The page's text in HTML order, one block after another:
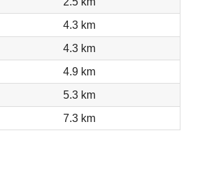
4.3 km
4.3 km
4.9 km
5.3 km
7.3 km